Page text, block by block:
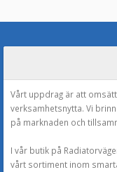
Vårt uppdrag är att
verksamhetsnytta. Vi
på marknaden och
I vår butik på
vårt sortiment inom